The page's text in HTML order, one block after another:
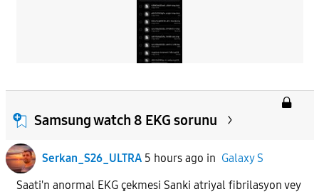
Samsung watch 8 EKG sorunu
Serkan_S26_ULTRA 5 hours ago in Galaxy S
Saati'n anormal EKG çekmesi Sanki atriyal fibrilasyon vey